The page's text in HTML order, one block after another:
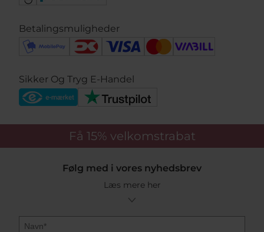
Betalingsmuligheder
Sikker Og Tryg E-Handel
Få 15% velkomstrabat
Følg med i vores nyhedsbrev
Læs mere her